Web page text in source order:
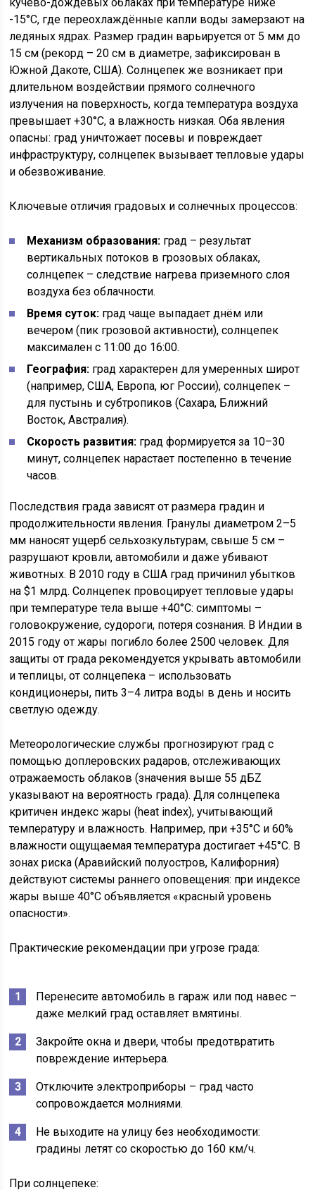
-15°C, где переохлаждённые капли воды замерзают на
ледяных ядрах. Размер градин варьируется от 5 мм до
15 см (рекорд – 20 см в диаметре, зафиксирован в
Южной Дакоте, США). Солнцепек же возникает при
длительном воздействии прямого солнечного
излучения на поверхность, когда температура воздуха
превышает +30°C, а влажность низкая. Оба явления
опасны: град уничтожает посевы и повреждает
инфраструктуру, солнцепек вызывает тепловые удары
и обезвоживание.
Ключевые отличия градовых и солнечных процессов:
Механизм образования: град – результат
вертикальных потоков в грозовых облаках,
солнцепек – следствие нагрева приземного слоя
воздуха без облачности.
Время суток: град чаще выпадает днём или
вечером (пик грозовой активности), солнцепек
максимален с 11:00 до 16:00.
География: град характерен для умеренных широт
(например, США, Европа, юг России), солнцепек –
для пустынь и субтропиков (Сахара, Ближний
Восток, Австралия).
Скорость развития: град формируется за 10–30
минут, солнцепек нарастает постепенно в течение
часов.
Последствия града зависят от размера градин и
продолжительности явления. Гранулы диаметром 2–5
мм наносят ущерб сельхозкультурам, свыше 5 см –
разрушают кровли, автомобили и даже убивают
животных. В 2010 году в США град причинил убытков
на $1 млрд. Солнцепек провоцирует тепловые удары
при температуре тела выше +40°C: симптомы –
головокружение, судороги, потеря сознания. В Индии в
2015 году от жары погибло более 2500 человек. Для
защиты от града рекомендуется укрывать автомобили
и теплицы, от солнцепека – использовать
кондиционеры, пить 3–4 литра воды в день и носить
светлую одежду.
Метеорологические службы прогнозируют град с
помощью доплеровских радаров, отслеживающих
отражаемость облаков (значения выше 55 дБZ
указывают на вероятность града). Для солнцепека
критичен индекс жары (heat index), учитывающий
температуру и влажность. Например, при +35°C и 60%
влажности ощущаемая температура достигает +45°C. В
зонах риска (Аравийский полуостров, Калифорния)
действуют системы раннего оповещения: при индексе
жары выше 40°C объявляется «красный уровень
опасности».
Практические рекомендации при угрозе града:
Перенесите автомобиль в гараж или под навес –
даже мелкий град оставляет вмятины.
Закройте окна и двери, чтобы предотвратить
повреждение интерьера.
Отключите электроприборы – град часто
сопровождается молниями.
Не выходите на улицу без необходимости:
градины летят со скоростью до 160 км/ч.
При солнцепеке: